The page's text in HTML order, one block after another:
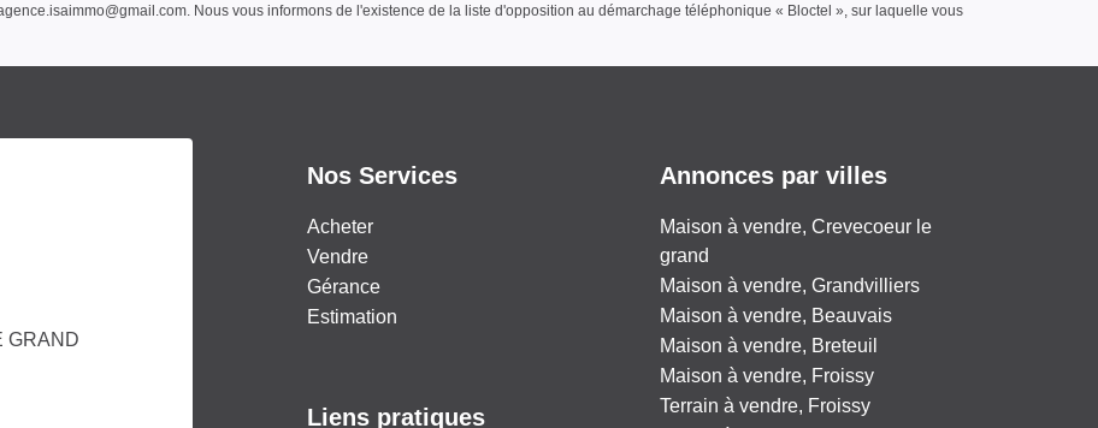
. Nous vous informons de l'existence de la liste d'opposition au démarchage téléphonique « Bloctel », sur laquelle vous
GRAND
Nos Services
Acheter
Vendre
Gérance
Estimation
Liens pratiques
Annonces par villes
Maison à vendre, Crevecoeur le
grand
Maison à vendre, Grandvilliers
Maison à vendre, Beauvais
Maison à vendre, Breteuil
Maison à vendre, Froissy
Terrain à vendre, Froissy